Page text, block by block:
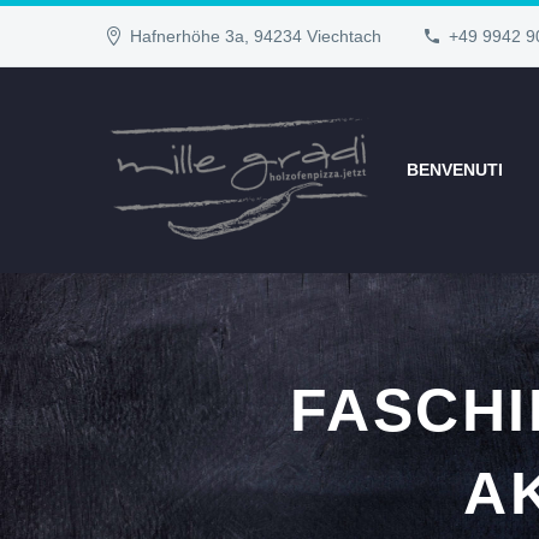
Hafnerhöhe 3a, 94234 Viechtach +49 9942
BENVENUTI